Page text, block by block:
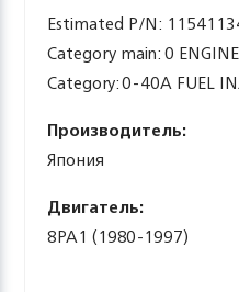
Estimated P/N:
Category main: 0 ENGINE
Category: 0-40A FUEL
Производитель:
Япония
Двигатель:
8PA1 (1980-1997)